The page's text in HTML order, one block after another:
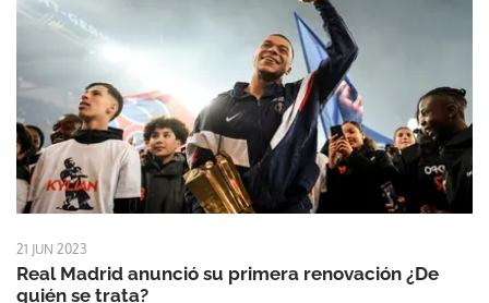
21 JUN 2023
Real Madrid anunció su primera renovación ¿De
quién se trata?